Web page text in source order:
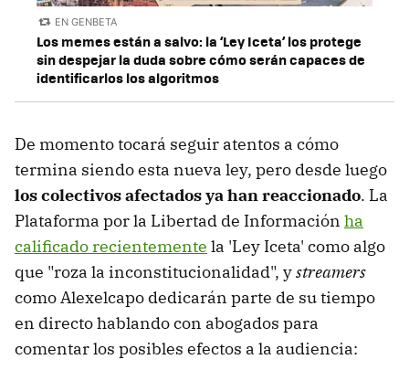
EN GENBETA
Los memes están a salvo: la ‘Ley Iceta’ los protege
sin despejar la duda sobre cómo serán capaces de
identificarlos los algoritmos
De momento tocará seguir atentos a cómo
termina siendo esta nueva ley, pero desde luego
los colectivos afectados ya han reaccionado. La
Plataforma por la Libertad de Información ha
calificado recientemente la 'Ley Iceta' como algo
que "roza la inconstitucionalidad", ystreamers
como Alexelcapo dedicarán parte de su tiempo
en directo hablando con abogados para
comentar los posibles efectos a la audiencia: